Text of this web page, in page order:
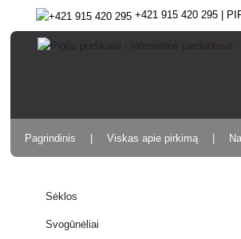
+421 915 420 295 |
Pagrindinis Viskas apie pirkimą
Sėklos
Svogūnėliai